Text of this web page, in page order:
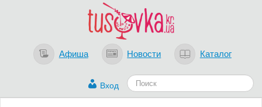
Афиша Новости Каталог
Вход